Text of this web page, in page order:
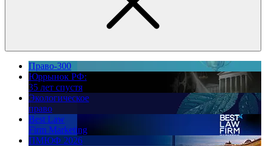
Право-300
Юррынок РФ:
35 лет спустя
Экологическое
право
Best Law
Firm Marketing
ПМЮФ 2026